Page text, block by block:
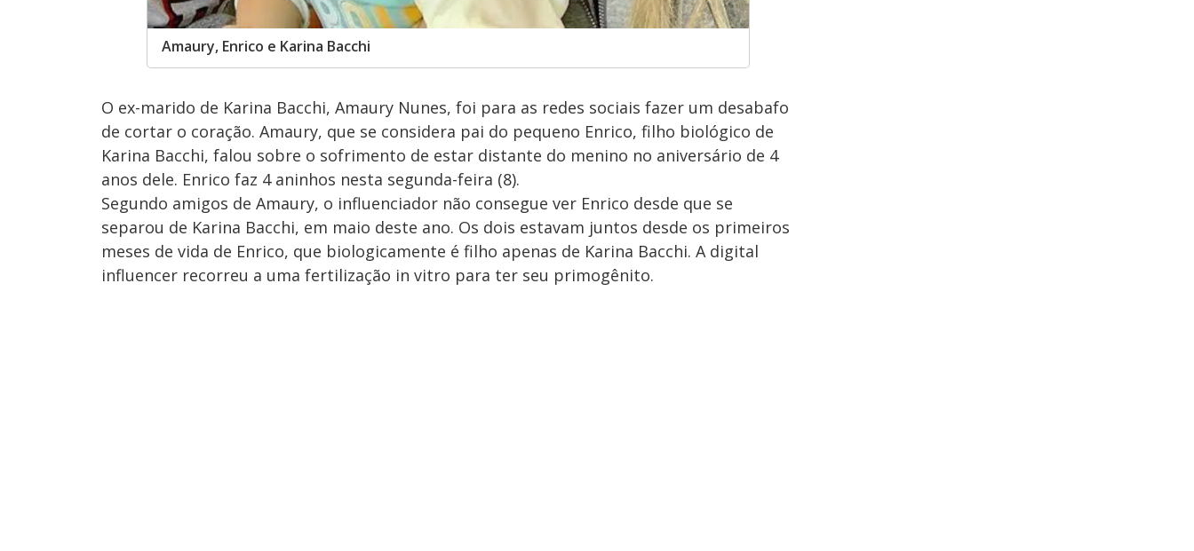
Amaury, Enrico e Karina Bacchi
O ex-marido de Karina Bacchi, Amaury Nunes, foi para as redes sociais fazer um desabafo
de cortar o coração. Amaury, que se considera pai do pequeno Enrico, filho biológico de
Karina Bacchi, falou sobre o sofrimento de estar distante do menino no aniversário de 4
anos dele. Enrico faz 4 aninhos nesta segunda-feira (8).
Segundo amigos de Amaury, o influenciador não consegue ver Enrico desde que se
separou de Karina Bacchi, em maio deste ano. Os dois estavam juntos desde os primeiros
meses de vida de Enrico, que biologicamente é filho apenas de Karina Bacchi. A digital
influencer recorreu a uma fertilização in vitro para ter seu primogênito.